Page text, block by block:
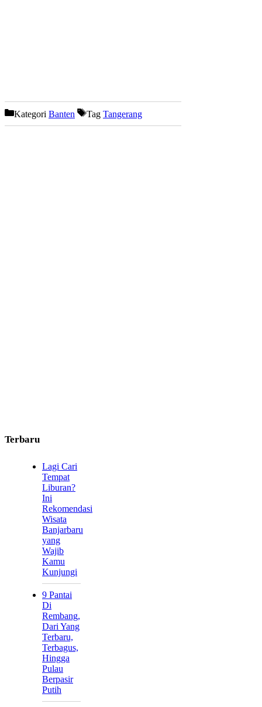
Kategori Banten Tag Tangerang
Terbaru
Lagi Cari
Tempat
Liburan?
Ini
Rekomendasi
Wisata
Banjarbaru
yang
Wajib
Kamu
Kunjungi
9 Pantai
Di
Rembang,
Dari Yang
Terbaru,
Terbagus,
Hingga
Pulau
Berpasir
Putih